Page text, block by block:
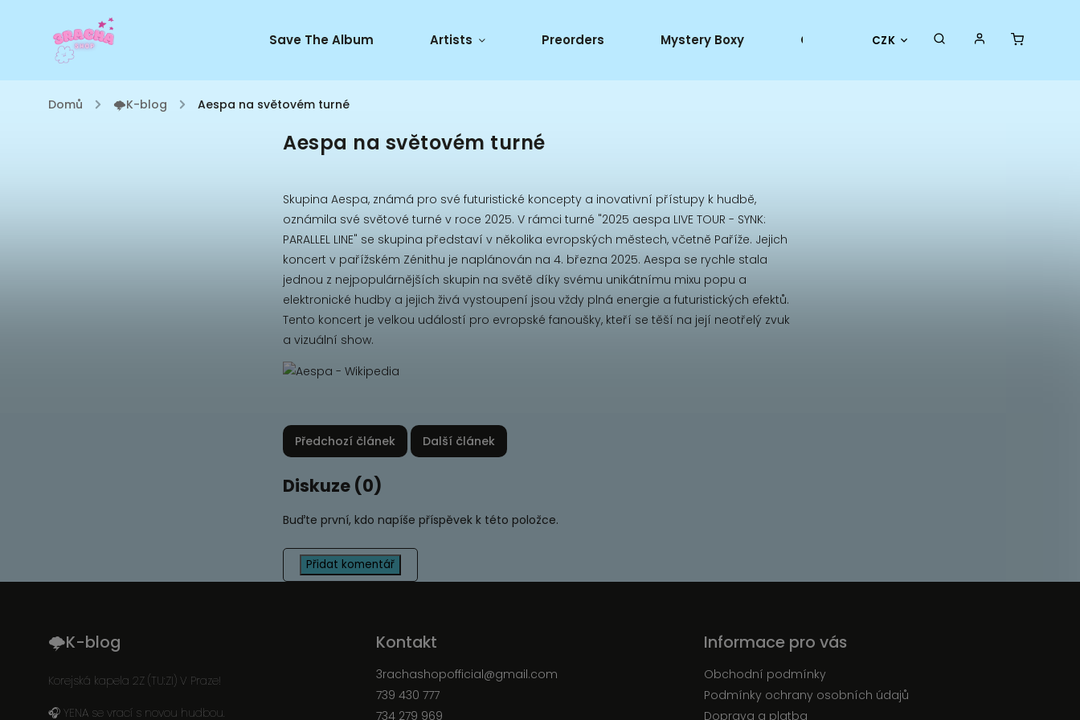
CZK
Save The Album Artists Preorders Mystery Boxy Collector goods Oficiální merch
Domů / 🌩K-blog / Aespa na světovém turné
Aespa na světovém turné
Skupina Aespa, známá pro své futuristické koncepty a inovativní přístupy k hudbě,
oznámila své světové turné v roce 2025. V rámci turné "2025 aespa LIVE TOUR - SYNK:
PARALLEL LINE" se skupina představí v několika evropských městech, včetně Paříže. Jejich
koncert v pařížském Zénithu je naplánován na 4. března 2025. Aespa se rychle stala
jednou z nejpopulárnějších skupin na světě díky svému unikátnímu mixu popu a
elektronické hudby a jejich živá vystoupení jsou vždy plná energie a futuristických efektů.
Tento koncert je velkou událostí pro evropské fanoušky, kteří se těší na její neotřelý zvuk
a vizuální show.
Předchozí článek Další článek
Diskuze (0)
Buďte první, kdo napíše příspěvek k této položce.
Přidat komentář
🌩K-blog
Korejská kapela 2Z (TU:ZI) V Praze!
🎧 YENA se vrací s novou hudbou.
Kontakt
3rachashopofficial@gmail.com
739 430 777
734 279 969
Informace pro vás
Obchodní podmínky
Podmínky ochrany osobních údajů
Doprava a platba